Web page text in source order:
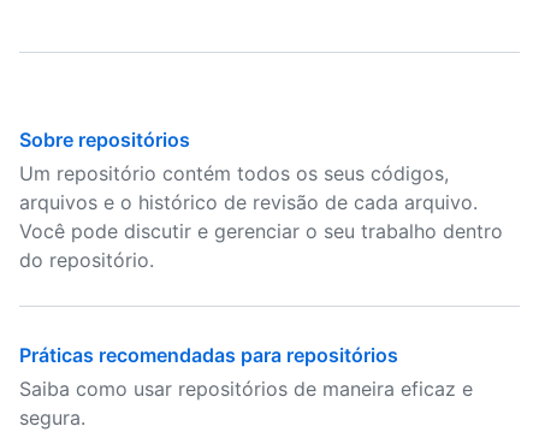
Sobre repositórios
Um repositório contém todos os seus códigos,
arquivos e o histórico de revisão de cada arquivo.
Você pode discutir e gerenciar o seu trabalho dentro
do repositório.
Práticas recomendadas para repositórios
Saiba como usar repositórios de maneira eficaz e
segura.